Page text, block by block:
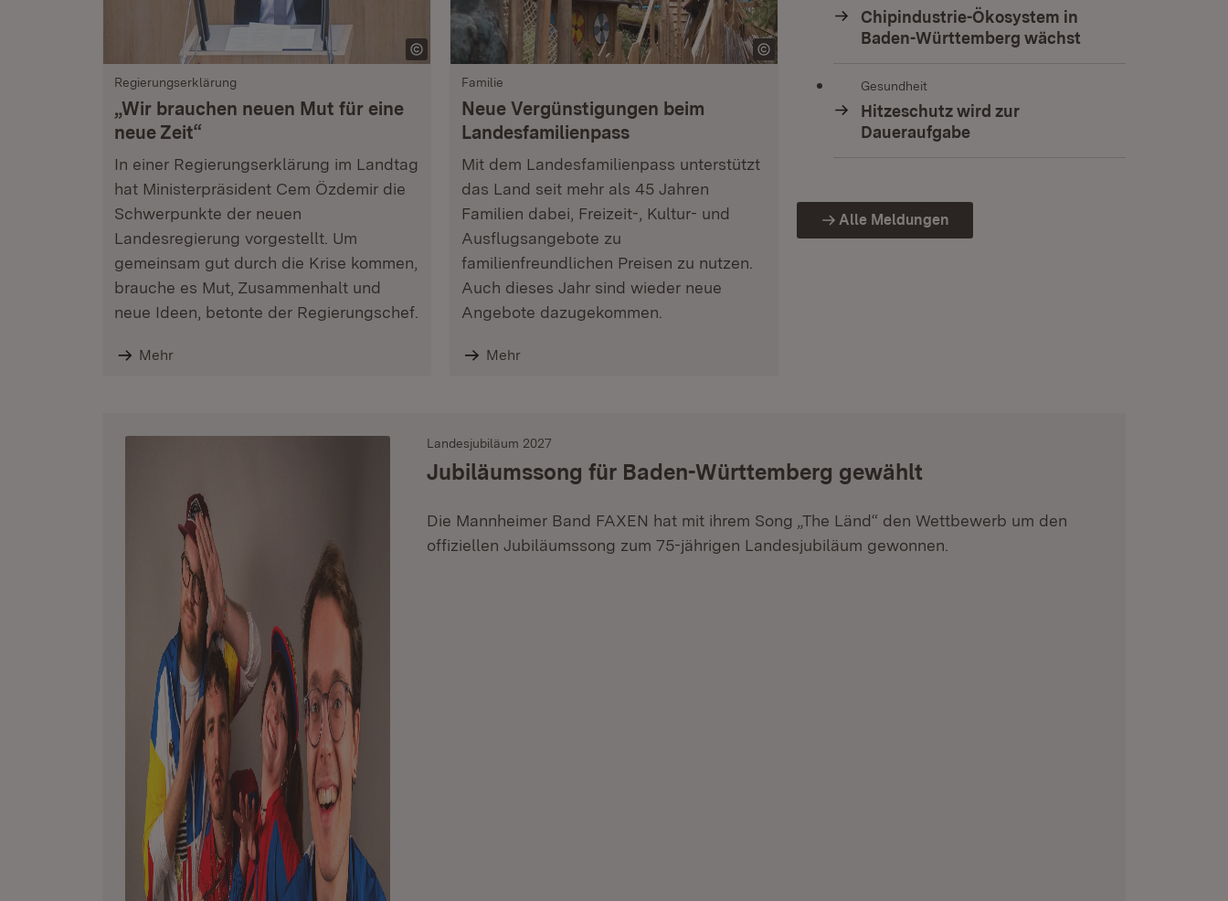
Regierungserklärung
„Wir brauchen neuen Mut für eine
neue Zeit“
In einer Regierungserklärung im Landtag
hat Ministerpräsident Cem Özdemir die
Schwerpunkte der neuen
Landesregierung vorgestellt. Um
gemeinsam gut durch die Krise kommen,
brauche es Mut, Zusammenhalt und
neue Ideen, betonte der Regierungschef.
Mehr
Familie
Neue Vergünstigungen beim
Landesfamilienpass
Mit dem Landesfamilienpass unterstützt
das Land seit mehr als 45 Jahren
Familien dabei, Freizeit-, Kultur- und
Ausflugsangebote zu
familienfreundlichen Preisen zu nutzen.
Auch dieses Jahr sind wieder neue
Angebote dazugekommen.
Mehr
Chipindustrie-Ökosystem in
Baden-Württemberg wächst
Gesundheit
Hitzeschutz wird zur
Daueraufgabe
Alle Meldungen
Landesjubiläum 2027
Jubiläumssong für Baden-Württemberg gewählt
Die Mannheimer Band FAXEN hat mit ihrem Song „The Länd“ den Wettbewerb um den
offiziellen Jubiläumssong zum 75-jährigen Landesjubiläum gewonnen.